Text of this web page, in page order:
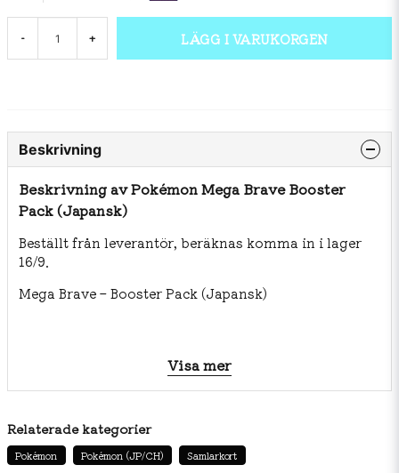
- + LÄGG I VARUKORGEN
Beskrivning
Beskrivning av Pokémon Mega Brave Booster
Pack (Japansk)
Beställt från leverantör, beräknas komma in i lager
16/9.
Mega Brave – Booster Pack (Japansk)
Stig in i megakraftens värld – 5 kort per pack!
Upplev nya expansionen Mega Brave (kod M1L),
pack innehåller kraftfulla cards med megaversioner,
Special Art Rares (SAR), och nya illustrationer.
Visa mer
Relaterade kategorier
Pokémon Pokémon (JP/CH) Samlarkort